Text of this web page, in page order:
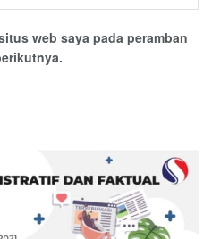
web saya pada peramban